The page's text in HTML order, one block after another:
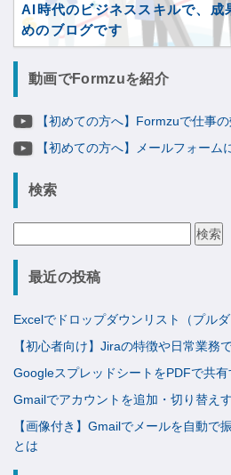
AI時代のビジネススキルで、成
めのブログです
動画でFormzuを紹介
【初めての方へ】Formzuで仕事
【初めての方へ】メールフォーム
検索
索:
最近の投稿
Excelでドロップダウンリスト（プル
【初心者向け】Jiraの特徴や日常業務
GoogleスプレッドシートをPDFで共
Gmailでアカウントを追加・切り替え
【画像付き】Gmailでメールを自動で
とは